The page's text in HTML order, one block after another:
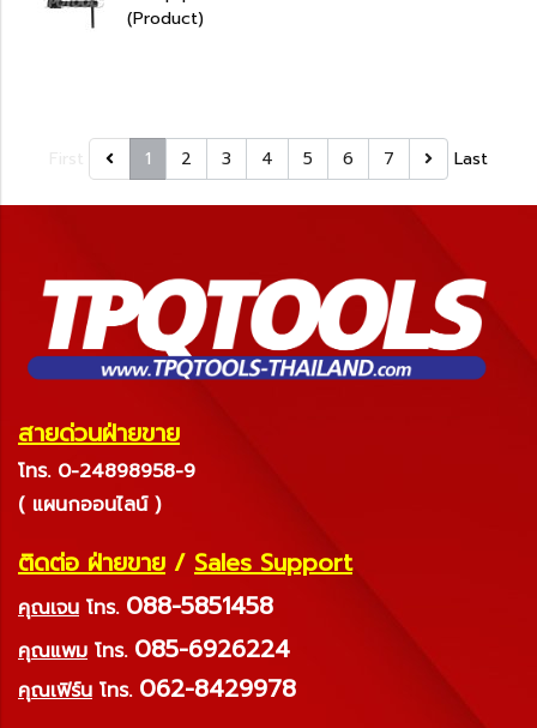
(Product)
1 2 3 4 5 6 7 Last
สายด่วนฝ่ายขาย
โทร. 0-24898958-9
( แผนกออนไลน์ )
ติดต่อ ฝ่ายขาย / Sales Support
คุณเจน โทร. 088-5851458
คุณแพม โทร. 085-6926224
คุณเฟิร์น โทร. 062-8429978